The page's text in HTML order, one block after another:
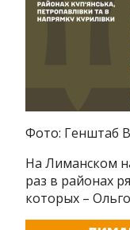
Фото: Генштаб
На Лиманском
раз в районах
которых –